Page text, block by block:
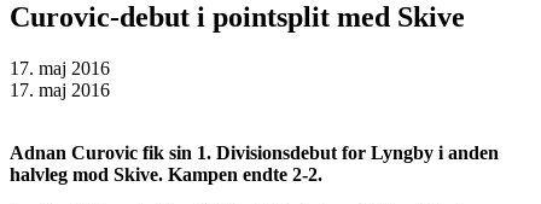
Curovic-debut i pointsplit med Skive
17. maj 2016
17. maj 2016
Adnan Curovic fik sin 1. Divisionsdebut for Lyngby i anden
halvleg mod Skive. Kampen endte 2-2.